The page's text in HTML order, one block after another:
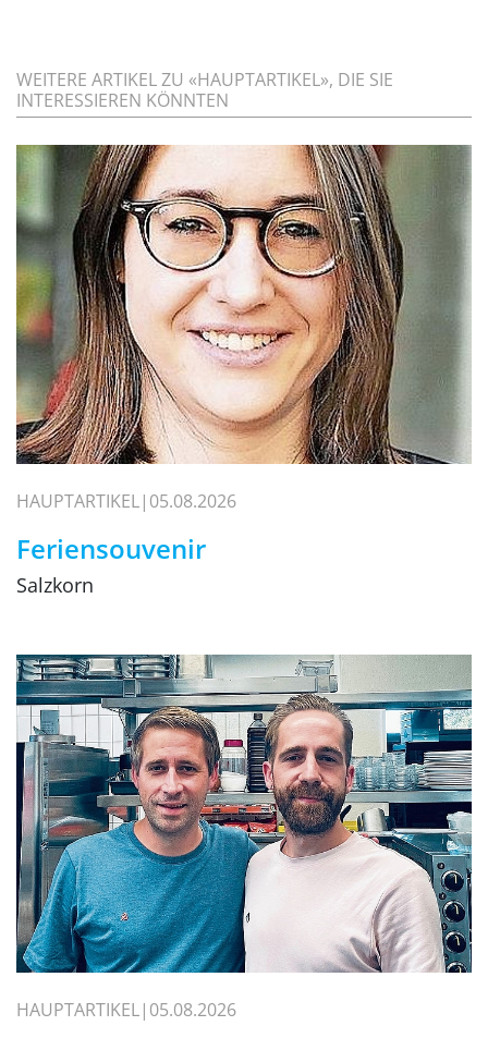
WEITERE ARTIKEL ZU «HAUPTARTIKEL», DIE SIE
INTERESSIEREN KÖNNTEN
HAUPTARTIKEL 05.08.2026
Feriensouvenir
Salzkorn
HAUPTARTIKEL 05.08.2026